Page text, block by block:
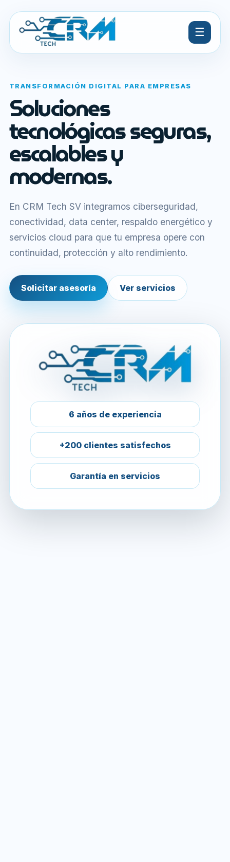
☰
TRANSFORMACIÓN DIGITAL PARA EMPRESAS
Soluciones
tecnológicas seguras,
escalables y
modernas.
En CRM Tech SV integramos ciberseguridad,
conectividad, data center, respaldo energético y
servicios cloud para que tu empresa opere con
continuidad, protección y alto rendimiento.
Solicitar asesoría Ver servicios
6 años de experiencia
+200 clientes satisfechos
Garantía en servicios